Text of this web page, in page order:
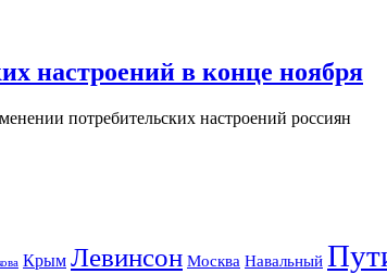
настроений в конце ноября
потребительских настроений россиян
Крым Левинсон Москва Навальный